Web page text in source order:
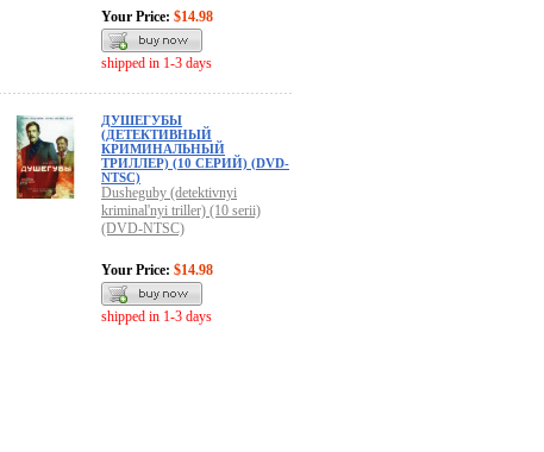
Your Price: $14.98
shipped in 1-3 days
ДУШЕГУБЫ
(ДЕТЕКТИВНЫЙ
КРИМИНАЛЬНЫЙ
ТРИЛЛЕР) (10 СЕРИЙ) (DVD-
NTSC)
Dusheguby (detektivnyi
kriminal'nyi triller) (10 serii)
(DVD-NTSC)
Your Price: $14.98
shipped in 1-3 days